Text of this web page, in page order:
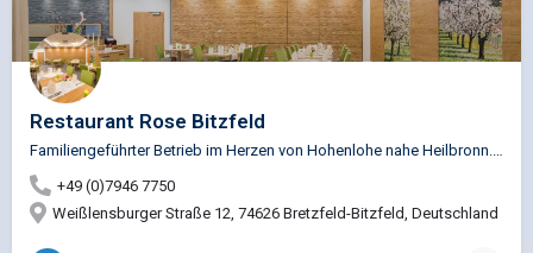
Restaurant Rose Bitzfeld
+49 (0)7946 7750
Weißlensburger Straße 12, 74626 Bretzfeld-Bitzfeld, Deutschland